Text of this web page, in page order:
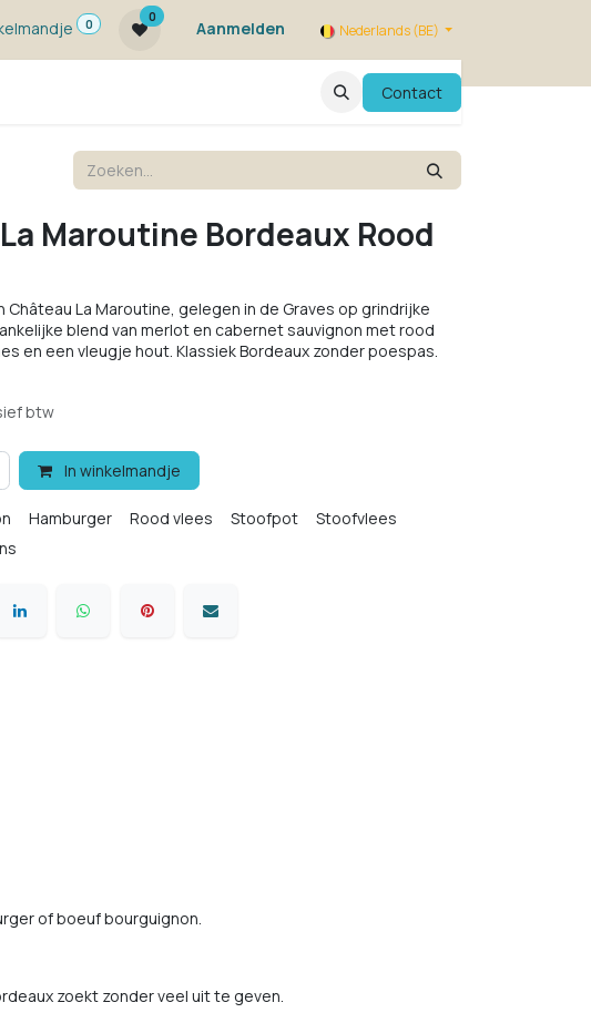
0
0
Aanmelden Nederlands (BE)
EvenementenContact
Maroutine Bordeaux Rood
Château La Maroutine, gelegen in de Graves op grindrijke
blend van merlot en cabernet sauvignon met rood
en een vleugje hout. Klassiek Bordeaux zonder poespas.
btw
In winkelmandje
Hamburger Rood vlees Stoofpot
Stoofvlees
of boeuf bourguignon.
zoekt zonder veel uit te geven.